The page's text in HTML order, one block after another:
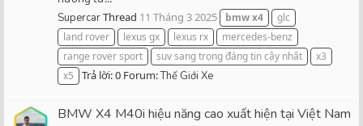
SupercarThread 11 Tháng 3 2025 bmwx4
glc
land rover
lexus gx lexus rx
mercedes-benz
range rover sport
suv sang trọng đáng tin cậy nhất
x3
x5
Trả lời: 0 Forum:Thế Giới Xe
BMW X4 M40i hiệu năng cao xuất hiện tại Việt Nam